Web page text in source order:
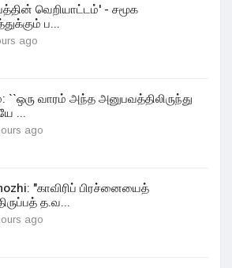
வெறியாட்டம்' - சமூக
ப...
ago
``ஒரு வாரம் அந்த அனுபவத்திலிருந்து
...
ago
"காவிரிப் பிரச்னையைத்
த.வ...
ago